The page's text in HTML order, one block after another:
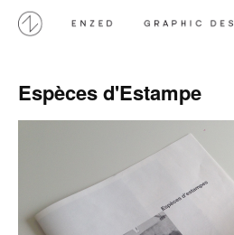
Espèces d'Estampe